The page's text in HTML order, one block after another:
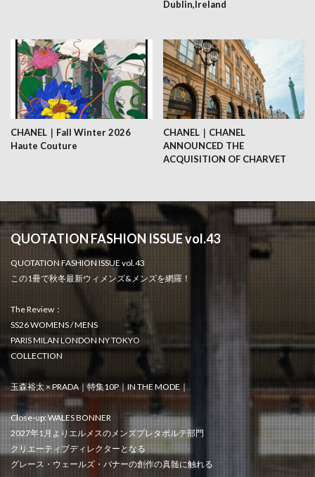
Dublin,Ireland
CHANEL｜Fall Winter 2026
Haute Couture
CHANEL｜CHANEL
ANNOUNCED THE
ACQUISITION OF CHARVET
QUOTATION FASHION ISSUE vol.43
QUOTATION FASHION ISSUE vol.43
この1冊で秋冬最新ウィメンズ&メンズを網羅！
The Review：
SS26 WOMENS / MENS
PARIS MILAN LONDON NY TOKYO
COLLECTION
玉森裕太 × PRADA｜特集10P｜IN THE MODE｜
Close-up: WALES BONNER
2027年1月よりエルメスのメンズプレタポルテ部門
クリエーティブディレクターとなる
グレース・ウェールズ・バナーの創作の真髄に触れる